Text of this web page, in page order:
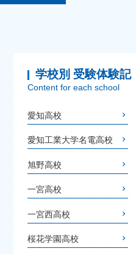
学校別 受験体験記
Content for each school
愛知高校
愛知工業大学名電高校
旭野高校
一宮高校
一宮西高校
桜花学園高校